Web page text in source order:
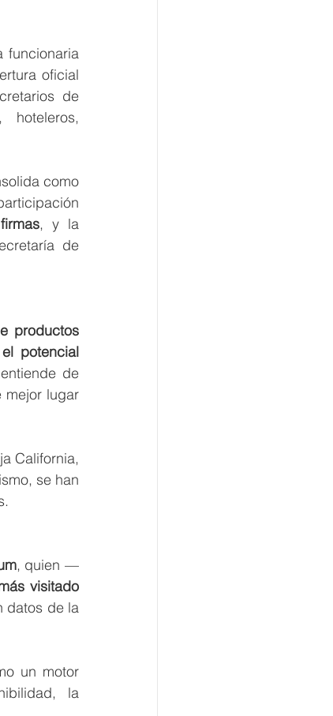
funcionaria
oficial
de
hoteleros,
, y la
de
productos
potencial
de
mejor lugar
California,
se han
, quien —
visitado
datos de la
un motor
la